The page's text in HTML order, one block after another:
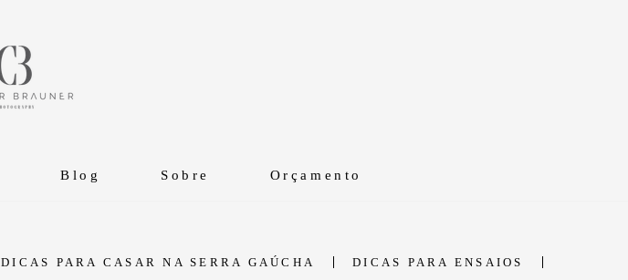
Blog Sobre Orçamento
DICAS PARA CASAR NA SERRA GAÚCHA DICAS PARA ENSAIOS